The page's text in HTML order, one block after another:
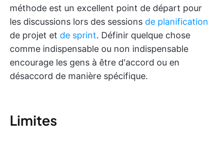
méthode est un excellent point de départ pour
les discussions lors des sessions de planification
de projet et de sprint. Définir quelque chose
comme indispensable ou non indispensable
encourage les gens à être d'accord ou en
désaccord de manière spécifique.
Limites